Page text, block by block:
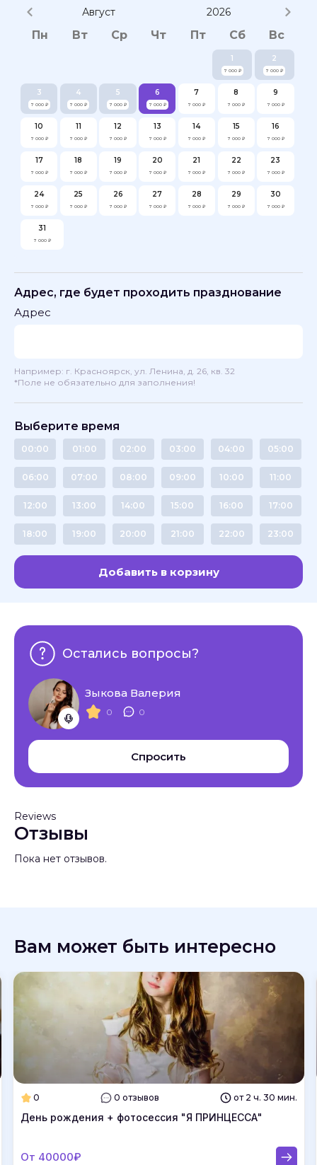
Август 2026
Пн Вт Ср Чт Пт Сб Вс
1
7 000 ₽
2
7 000 ₽
3
7 000 ₽
4
7 000 ₽
5
7 000 ₽
6
7 000 ₽
7
7 000 ₽
8
7 000 ₽
9
7 000 ₽
10
7 000 ₽
11
7 000 ₽
12
7 000 ₽
13
7 000 ₽
14
7 000 ₽
15
7 000 ₽
16
7 000 ₽
17
7 000 ₽
18
7 000 ₽
19
7 000 ₽
20
7 000 ₽
21
7 000 ₽
22
7 000 ₽
23
7 000 ₽
24
7 000 ₽
25
7 000 ₽
26
7 000 ₽
27
7 000 ₽
28
7 000 ₽
29
7 000 ₽
30
7 000 ₽
31
7 000 ₽
Адрес, где будет проходить празднование
Адрес
Например: г. Красноярск, ул. Ленина, д. 26, кв. 32
*Поле не обязательно для заполнения!
Выберите время
00:00 01:00 02:00 03:00 04:00 05:00
06:00 07:00 08:00 09:00 10:00 11:00
12:00 13:00 14:00 15:00 16:00 17:00
18:00 19:00 20:00 21:00 22:00 23:00
Добавить в корзину
Остались вопросы?
Зыкова Валерия
0 0
Спросить
Reviews
Отзывы
Пока нет отзывов.
Вам может быть интересно
0 0 отзывов от 2 ч. 30 мин.
День рождения + фотосессия "Я ПРИНЦЕССА"
От 40000₽